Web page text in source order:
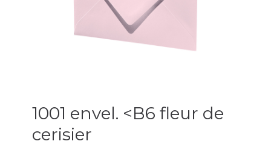
1001 envel. <B6 fleur de
cerisier